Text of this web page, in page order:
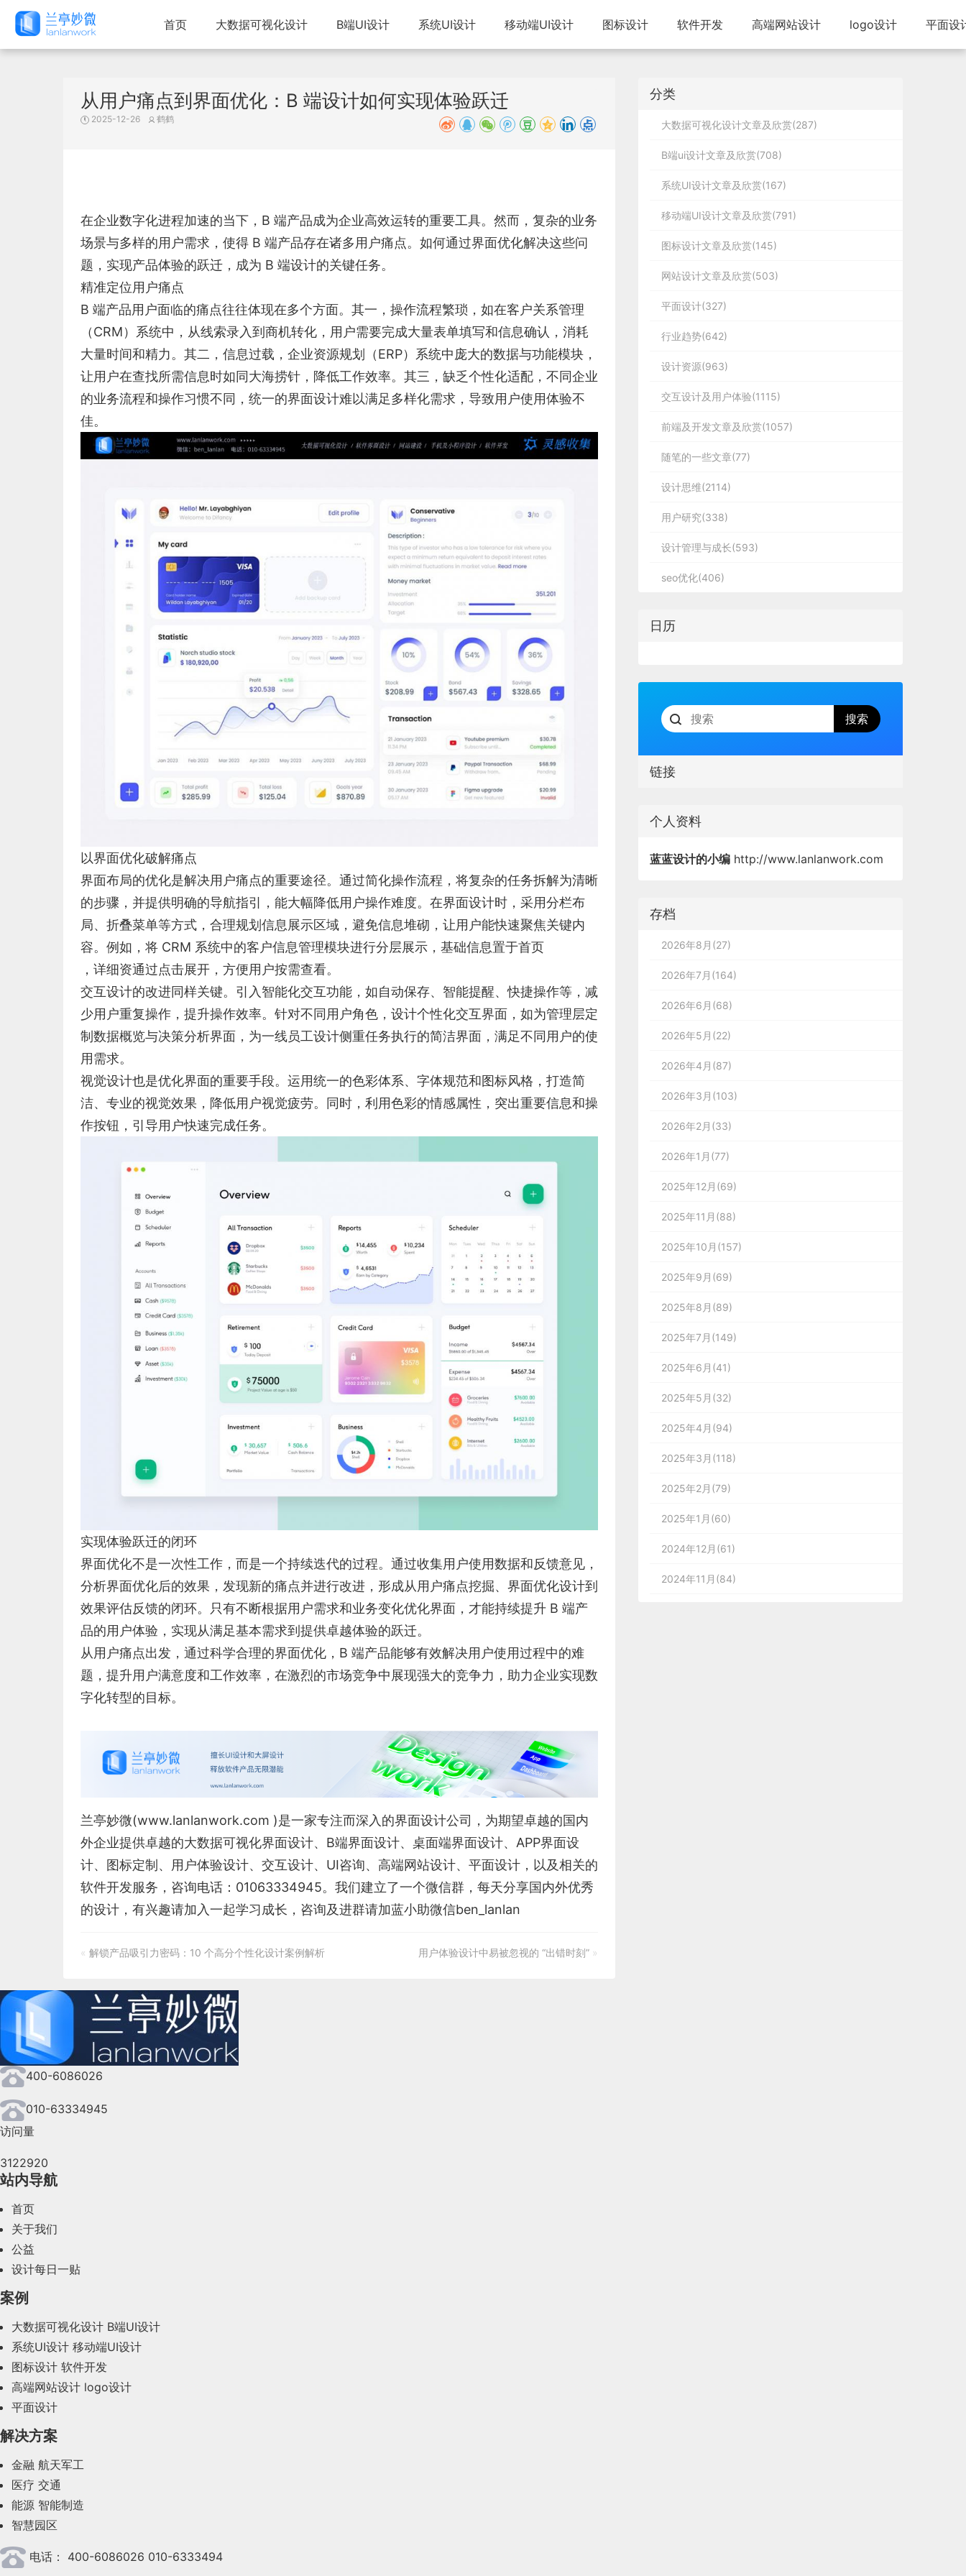
首页 大数据可视化设计 B端UI设计 系统UI设计 移动端UI设计 图标设计 软件开发 高端网站设计 logo设计 平面设
从用户痛点到界面优化：B 端设计如何实现体验跃迁
2025-12-26 鹤鹤
在企业数字化进程加速的当下，B 端产品成为企业高效运转的重要工具。然而，复杂的业务
场景与多样的用户需求，使得 B 端产品存在诸多用户痛点。如何通过界面优化解决这些问
题，实现产品体验的跃迁，成为 B 端设计的关键任务。
精准定位用户痛点
B 端产品用户面临的痛点往往体现在多个方面。其一，操作流程繁琐，如在客户关系管理
（CRM）系统中，从线索录入到商机转化，用户需要完成大量表单填写和信息确认，消耗
大量时间和精力。其二，信息过载，企业资源规划（ERP）系统中庞大的数据与功能模块，
让用户在查找所需信息时如同大海捞针，降低工作效率。其三，缺乏个性化适配，不同企业
的业务流程和操作习惯不同，统一的界面设计难以满足多样化需求，导致用户使用体验不
佳。
以界面优化破解痛点
界面布局的优化是解决用户痛点的重要途径。通过简化操作流程，将复杂的任务拆解为清晰
的步骤，并提供明确的导航指引，能大幅降低用户操作难度。在界面设计时，采用分栏布
局、折叠菜单等方式，合理规划信息展示区域，避免信息堆砌，让用户能快速聚焦关键内
容。例如，将 CRM 系统中的客户信息管理模块进行分层展示，基础信息置于首页
，详细资通过点击展开，方便用户按需查看。
交互设计的改进同样关键。引入智能化交互功能，如自动保存、智能提醒、快捷操作等，减
少用户重复操作，提升操作效率。针对不同用户角色，设计个性化交互界面，如为管理层定
制数据概览与决策分析界面，为一线员工设计侧重任务执行的简洁界面，满足不同用户的使
用需求。
视觉设计也是优化界面的重要手段。运用统一的色彩体系、字体规范和图标风格，打造简
洁、专业的视觉效果，降低用户视觉疲劳。同时，利用色彩的情感属性，突出重要信息和操
作按钮，引导用户快速完成任务。
实现体验跃迁的闭环
界面优化不是一次性工作，而是一个持续迭代的过程。通过收集用户使用数据和反馈意见，
分析界面优化后的效果，发现新的痛点并进行改进，形成从用户痛点挖掘、界面优化设计到
效果评估反馈的闭环。只有不断根据用户需求和业务变化优化界面，才能持续提升 B 端产
品的用户体验，实现从满足基本需求到提供卓越体验的跃迁。
从用户痛点出发，通过科学合理的界面优化，B 端产品能够有效解决用户使用过程中的难
题，提升用户满意度和工作效率，在激烈的市场竞争中展现强大的竞争力，助力企业实现数
字化转型的目标。
兰亭妙微(www.lanlanwork.com )是一家专注而深入的界面设计公司，为期望卓越的国内
外企业提供卓越的大数据可视化界面设计、 B端界面设计、 桌面端界面设计、 APP界面设
计、 图标定制、 用户体验设计、交互设计、UI咨询、 高端网站设计、 平面设计 ，以及相关的
软件开发服务，咨询电话：01063334945。我们建立了一个微信群，每天分享国内外优秀
的设计，有兴趣请加入一起学习成长，咨询及进群请加蓝小助微信ben_lanlan
« 解锁产品吸引力密码：10 个高分个性化设计案例解析 用户体验设计中易被忽视的 “出错时刻” »
分类
大数据可视化设计文章及欣赏(287)
B端ui设计文章及欣赏(708)
系统UI设计文章及欣赏(167)
移动端UI设计文章及欣赏(791)
图标设计文章及欣赏(145)
网站设计文章及欣赏(503)
平面设计(327)
行业趋势(642)
设计资源(963)
交互设计及用户体验(1115)
前端及开发文章及欣赏(1057)
随笔的一些文章(77)
设计思维(2114)
用户研究(338)
设计管理与成长(593)
seo优化(406)
日历
链接
个人资料
蓝蓝设计的小编 http://www.lanlanwork.com
存档
2026年8月(27)
2026年7月(164)
2026年6月(68)
2026年5月(22)
2026年4月(87)
2026年3月(103)
2026年2月(33)
2026年1月(77)
2025年12月(69)
2025年11月(88)
2025年10月(157)
2025年9月(69)
2025年8月(89)
2025年7月(149)
2025年6月(41)
2025年5月(32)
2025年4月(94)
2025年3月(118)
2025年2月(79)
2025年1月(60)
2024年12月(61)
2024年11月(84)
400-6086026
010-63334945
访问量
3122920
站内导航
首页
关于我们
公益
设计每日一贴
案例
大数据可视化设计 B端UI设计
系统UI设计 移动端UI设计
图标设计 软件开发
高端网站设计 logo设计
平面设计
解决方案
金融 航天军工
医疗 交通
能源 智能制造
智慧园区
电话： 400-6086026 010-6333494